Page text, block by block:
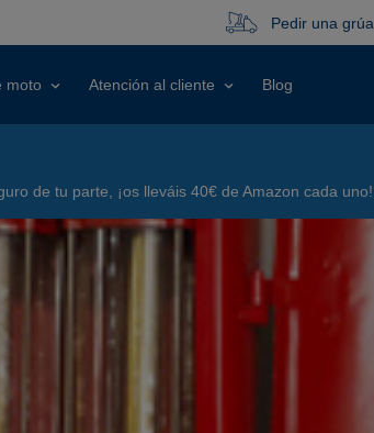
Pedir una grúa
moto Atención al cliente Blog
de tu parte, ¡os lleváis 40€ de Amazon cada uno!